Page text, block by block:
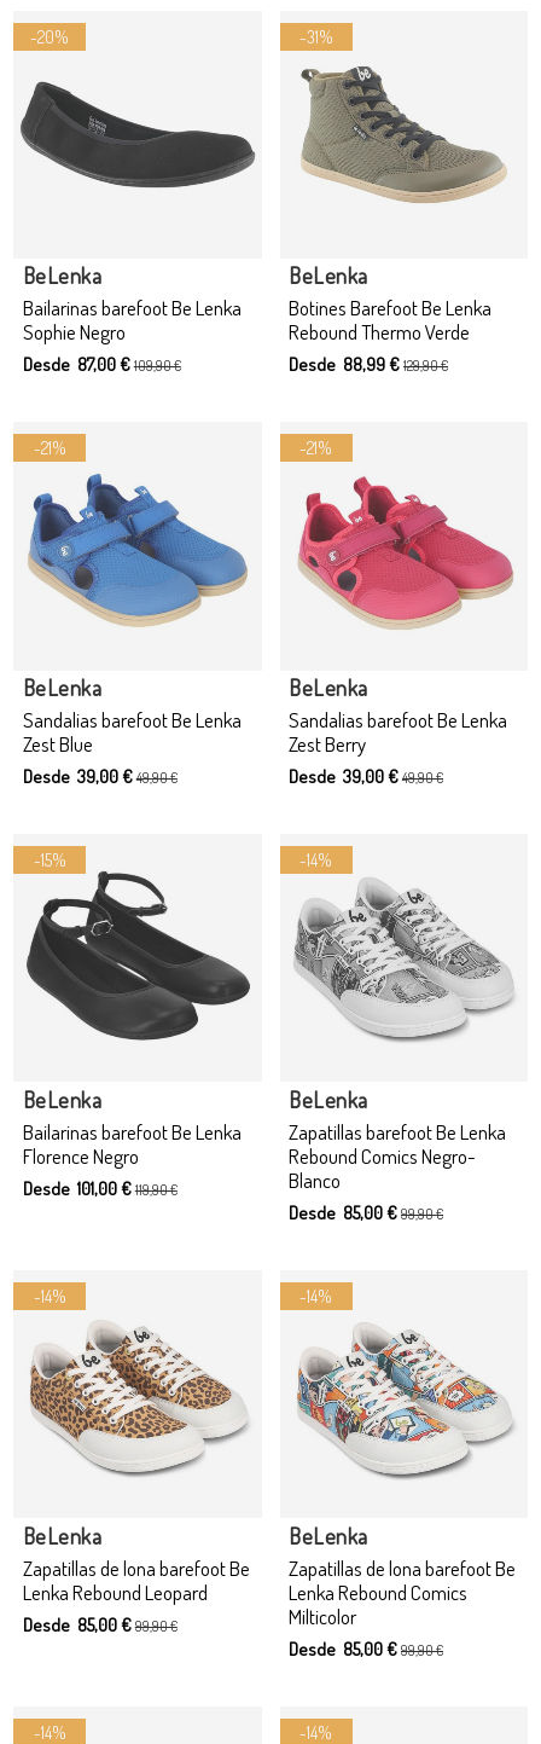
-20%
Bailarinas barefoot Be Lenka
Sophie Negro
BeLenka
Desde 87,00 €109,90 €
-31%
Botines Barefoot Be Lenka
Rebound Thermo Verde
BeLenka
Desde 88,99 € 129,90 €
-21%
Sandalias barefoot Be Lenka
Zest Blue
BeLenka
Desde 39,00 €49,90 €
-21%
Sandalias barefoot Be Lenka
Zest Berry
BeLenka
Desde 39,00 €49,90 €
-15%
Bailarinas barefoot Be Lenka
Florence Negro
BeLenka
Desde 101,00 €119,90 €
-14%
Zapatillas barefoot Be Lenka
Rebound Comics Negro-
Blanco
BeLenka
Desde 85,00 € 99,90 €
-14%
Zapatillas de lona barefoot Be
Lenka Rebound Leopard
BeLenka
Desde 85,00 €99,90 €
-14%
Zapatillas de lona barefoot Be
Lenka Rebound Comics
Milticolor
BeLenka
Desde 85,00 € 99,90 €
-14% -14%